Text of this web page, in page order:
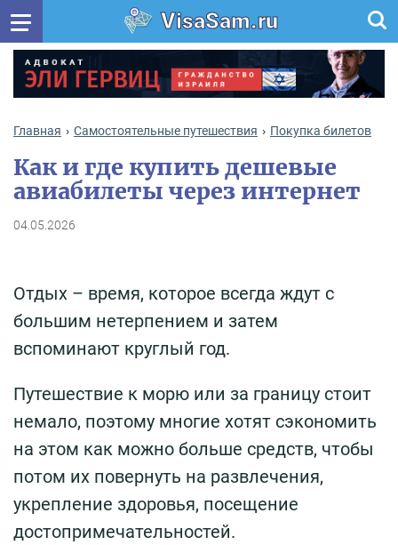
VisaSam.ru
Главная Самостоятельные путешествия Покупка билетов
Как и где купить дешевые
авиабилеты через интернет
04.05.2026
Отдых – время, которое всегда ждут с
большим нетерпением и затем
вспоминают круглый год.
Путешествие к морю или за границу стоит
немало, поэтому многие хотят сэкономить
на этом как можно больше средств, чтобы
потом их повернуть на развлечения,
укрепление здоровья, посещение
достопримечательностей.